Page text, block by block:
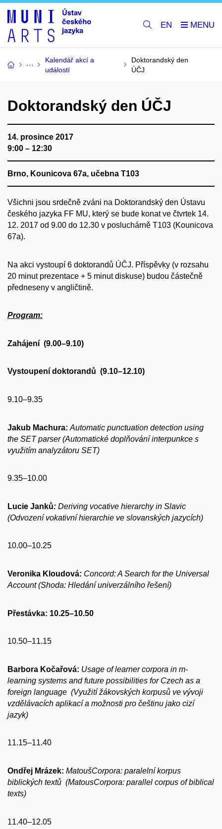
EN
Kalendář akcí a
událostí
Doktorandský den
ÚČJ
Doktorandský den ÚČJ
14. prosince 2017
9:00 – 12:30
Brno, Kounicova 67a, učebna T103
Všichni jsou srdečně zváni na Doktorandský den Ústavu
českého jazyka FF MU, který se bude konat ve čtvrtek 14.
12. 2017 od 9.00 do 12.30 v posluchárně T103 (Kounicova
67a).
Na akci vystoupí 6 doktorandů ÚČJ. Příspěvky (v rozsahu
20 minut prezentace + 5 minut diskuse) budou částečně
předneseny v angličtině.
Program:
Zahájení (9.00–9.10)
Vystoupení doktorandů (9.10–12.10)
9.10–9.35
Jakub Machura: Automatic punctuation detection using
the SET parser(Automatické doplňování interpunkce s
využitím analyzátoru SET)
9.35–10.00
Lucie Janků: Deriving vocative hierarchy in Slavic
(Odvození vokativní hierarchie ve slovanských jazycích)
10.00–10.25
Veronika Kloudová: Concord: A Search for the Universal
Account (Shoda: Hledání univerzálního řešení)
Přestávka: 10.25–10.50
10.50–11.15
Barbora Kočařová: Usage of learner corpora in m-
learning systems and future possibilities for Czech as a
foreign language (Využití žákovských korpusů ve vývoji
vzdělávacích aplikací a možnosti pro češtinu jako cizí
jazyk)
11.15–11.40
Ondřej Mrázek: MatoušCorpora: paralelní korpus
biblických textů (MatousCorpora: parallel corpus of biblical
texts)
11.40–12.05